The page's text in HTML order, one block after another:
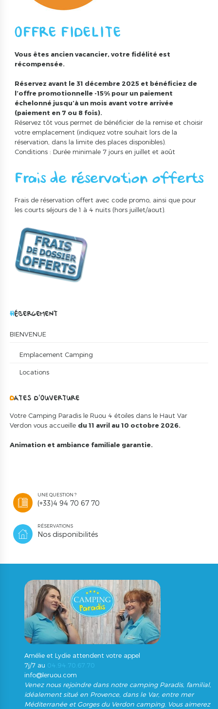
OFFRE FIDELITE
Vous êtes ancien vacancier, votre fidélité est
récompensée.
Réservez avant le 31 décembre 2025 et bénéficiez de
l’offre promotionnelle -15% pour un paiement
échelonné jusqu’à un mois avant votre arrivée
(paiement en 7 ou 8 fois).
Réservez tôt vous permet de bénéficier de la remise et choisir
votre emplacement (indiquez votre souhait lors de la
réservation, dans la limite des places disponibles).
Conditions : Durée minimale 7 jours en juillet et août
Frais de réservation offerts
Frais de réservation offert avec code promo, ainsi que pour
les courts séjours de 1 à 4 nuits (hors juillet/aout).
HÉBERGEMENT
BIENVENUE
Emplacement Camping
Locations
DATES D’OUVERTURE
Votre Camping Paradis le Ruou 4 étoiles dans le Haut Var
Verdon vous accueille du 11 avril au 10 octobre 2026.
Animation et ambiance familiale garantie.
UNE QUESTION ?
(+33)4 94 70 67 70
RÉSERVATIONS
Nos disponibilités
Amélie et Lydie attendent votre appel
7j/7 au 04.94.70.67.70
info@leruou.com
Venez nous rejoindre dans notre camping Paradis, familial,
idéalement situé en Provence, dans le Var, entre mer
Méditerranée et Gorges du Verdon camping. Vous aimerez